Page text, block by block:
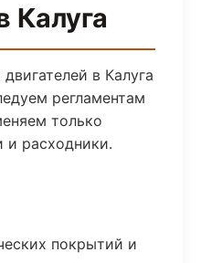
Калуга
в Калуга
регламентам
только
и расходники.
покрытий и